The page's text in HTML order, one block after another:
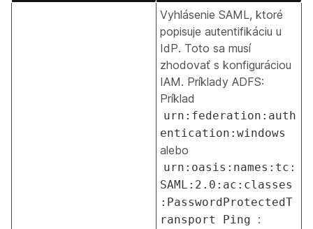
Vyhlásenie SAML, ktoré
popisuje autentifikáciu u
IdP. Toto sa musí
zhodovať s konfiguráciou
IAM. Príklady ADFS:
Príklad
urn:federation:auth
entication:windows
alebo
urn:oasis:names:tc:
SAML:2.0:ac:classes
:PasswordProtectedT
ransport Ping
: